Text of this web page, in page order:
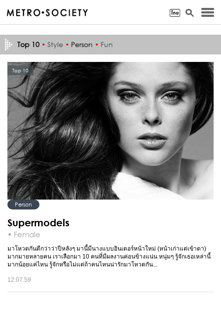
Top 10 • Style • Person • Fun
Top 10
Person
Supermodels
• Female
มาโหวตกันดีกว่าว่าปีหลังๆ มานี้มีนางแบบอินเตอร์หน้าใหม่ (หน้าเก่าแต่เข้าตา)
มากมายหลายคน เราเลือกมา 10 คนที่มีผลงานค่อนข้างแน่น หนุ่มๆ รู้จักเธอเหล่านี้
มากน้อยแค่ไหน รู้จักหรือไม่แต่ถ้าคนไหนน่ารักมาโหวตกัน...
12.07.59